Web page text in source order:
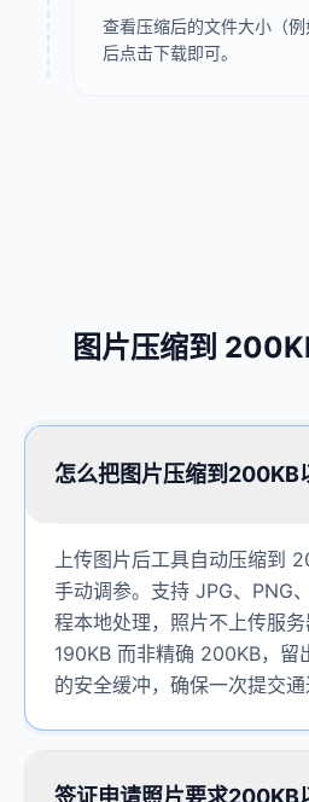
查看压缩后的文件大小（
后点击下载即可。
图片压缩到
怎么把图片压缩到200KB
上传图片后工具自动压缩到
手动调参。支持 JPG、PNG
程本地处理，照片不上传服
190KB 而非精确 200KB，留
的安全缓冲，确保一次提交通
签证申请照片要求200KB